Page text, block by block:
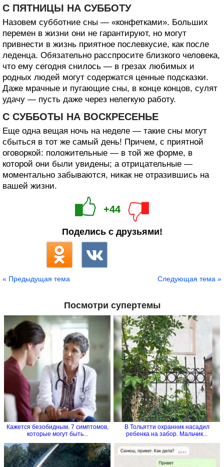
С ПЯТНИЦЫ НА СУББОТУ
Назовем субботние сны — «конфетками». Больших
перемен в жизни они не гарантируют, но могут
привнести в жизнь приятное послевкусие, как после
леденца. Обязательно расспросите близкого человека,
что ему сегодня снилось — в грезах любимых и
родных людей могут содержатся ценные подсказки.
Даже мрачные и пугающие сны, в конце концов, сулят
удачу — пусть даже через нелегкую работу.
С СУББОТЫ НА ВОСКРЕСЕНЬЕ
Еще одна вещая ночь на неделе — такие сны могут
сбыться в тот же самый день! Причем, с приятной
оговоркой: положительные — в той же форме, в
которой они были увидены; а отрицательные —
моментально забываются, никак не отразившись на
вашей жизни.
+44
Поделись с друзьями!
« Предыдущая тема Следующая тема »
Посмотри супертемы
Кажется безобидным. 7 симптомов,
которые могут быть...
В Тольятти охранник насадил
ребенка на забор. Мальчик...